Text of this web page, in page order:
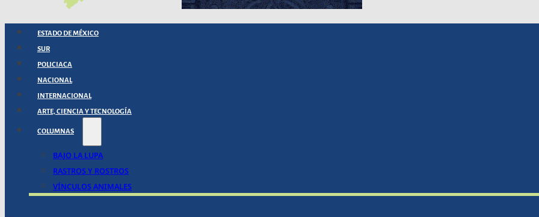
ESTADO DE MÉXICO
SUR
POLICIACA
NACIONAL
INTERNACIONAL
ARTE, CIENCIA Y TECNOLOGÍA
COLUMNAS
BAJO LA LUPA
RASTROS Y ROSTROS
VÍNCULOS ANIMALES